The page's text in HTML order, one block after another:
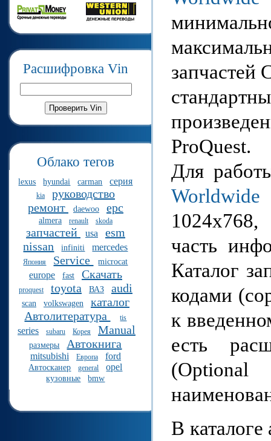
Расшифровка Vin
Облако тегов
lexus hyundai carman серия
kia
руководство
ремонт
daewoo epc
almera renault skoda
запчастей usa
esm
nissan
infiniti mercedes
Япония Service microcat
europe fast Скачать
proquest toyota ВАЗ audi
scan volkswagen
каталог
Автолитература
tis
series subaru Корея Manual
размеры Автокнига
mitsubishi Европа ford
Автосканер general opel
кузовные bmw
запчастей
ProQuest.
Для
Worldwide
часть
Каталог
кодами
к
есть
В каталоге